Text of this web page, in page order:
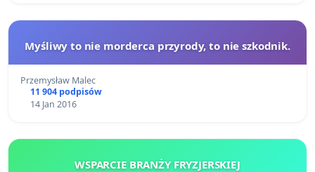
Myśliwy to nie morderca przyrody, to nie szkodnik.
Przemysław Malec
11 904 podpisów
14 Jan 2016
WSPARCIE BRANŻY FRYZJERSKIEJ